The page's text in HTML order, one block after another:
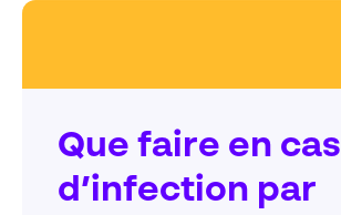
Que faire en cas
d’infection par